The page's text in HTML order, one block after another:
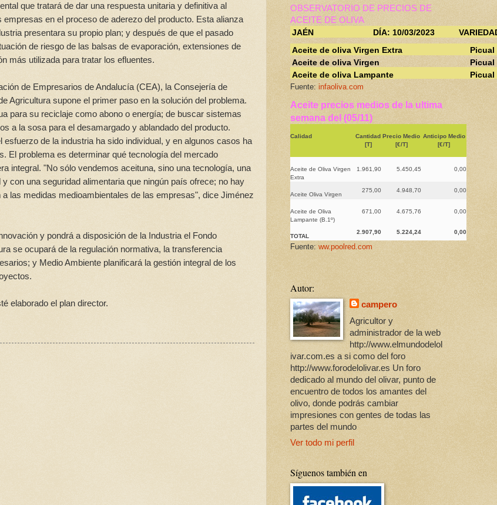
que tratará de dar una respuesta unitaria y definitiva al
en el proceso de aderezo del producto. Esta alianza
presentara su propio plan; y después de que el pasado
de riesgo de las balsas de evaporación, extensiones de
más utilizada para tratar los efluentes.
de Empresarios de Andalucía (CEA), la Consejería de
Agricultura supone el primer paso en la solución del problema.
para su reciclaje como abono o energía; de buscar sistemas
a la sosa para el desamargado y ablandado del producto.
de la industria ha sido individual, y en algunos casos ha
El problema es determinar qué tecnología del mercado
integral. "No sólo vendemos aceituna, sino una tecnología, una
con una seguridad alimentaria que ningún país ofrece; no hay
las medidas medioambientales de las empresas", dice Jiménez
y pondrá a disposición de la Industria el Fondo
se ocupará de la regulación normativa, la transferencia
y Medio Ambiente planificará la gestión integral de los
elaborado el plan director.
OBSERVATORIO DE PRECIOS DE
ACEITE DE OLIVA
JAÉN
DÍA: 10/03/2023
Aceite de oliva Virgen Extra
Picual
Aceite de oliva Virgen
Picual
Aceite de oliva Lampante
Picual
Fuente: infaoliva.com
Aceite precios medios de la ultima
semana del (05/11)
Calidad
Cantidad
[T]
Precio Medio
[€/T]
Anticipo Medio
[€/T]
Aceite de Oliva Virgen
Extra
1.961,90 5.450,45 0,00
Aceite Oliva Virgen
275,00 4.948,70 0,00
Aceite de Oliva
Lampante (B.1º)
671,00 4.675,76 0,00
TOTAL
2.907,90 5.224,24 0,00
Fuente: ww.poolred.com
Autor:
campero
Agricultor y
administrador de la web
http://www.elmundodelol
ivar.com.es a si como del foro
http://www.forodelolivar.es Un foro
dedicado al mundo del olivar, punto de
encuentro de todos los amantes del
olivo, donde podrás cambiar
impresiones con gentes de todas las
partes del mundo
Ver todo mi perfil
Síguenos también en